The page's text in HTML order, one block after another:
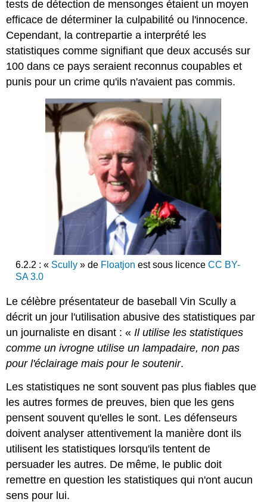
tests de détection de mensonges étaient un moyen
efficace de déterminer la culpabilité ou l'innocence.
Cependant, la contrepartie a interprété les
statistiques comme signifiant que deux accusés sur
100 dans ce pays seraient reconnus coupables et
punis pour un crime qu'ils n'avaient pas commis.
6.2.2 : « Scully» de Floatjon est sous licence CC BY-
SA 3.0
Le célèbre présentateur de baseball Vin Scully a
décrit un jour l'utilisation abusive des statistiques par
un journaliste en disant : « Il utilise les statistiques
comme un ivrogne utilise un lampadaire, non pas
pour l'éclairage mais pour le soutenir.
Les statistiques ne sont souvent pas plus fiables que
les autres formes de preuves, bien que les gens
pensent souvent qu'elles le sont. Les défenseurs
doivent analyser attentivement la manière dont ils
utilisent les statistiques lorsqu'ils tentent de
persuader les autres. De même, le public doit
remettre en question les statistiques qui n'ont aucun
sens pour lui.